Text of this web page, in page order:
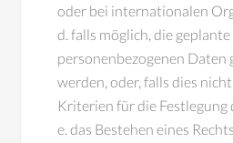
oder bei internationalen
d. falls möglich, die
personenbezogenen Daten
werden, oder, falls dies
Kriterien für die Festlegung
e. das Bestehen eines